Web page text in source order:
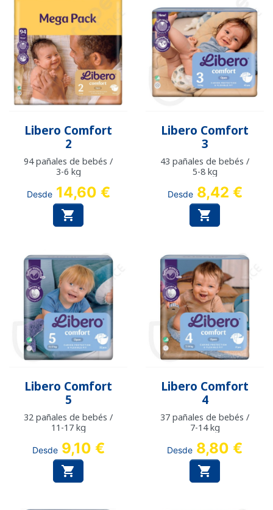
Libero Comfort
2
94 pañales de bebés /
3-6 kg
Desde 14,60 €

Libero Comfort
3
43 pañales de bebés /
5-8 kg
Desde 8,42 €

Libero Comfort
5
32 pañales de bebés /
11-17 kg
Desde 9,10 €

Libero Comfort
4
37 pañales de bebés /
7-14 kg
Desde 8,80 €
